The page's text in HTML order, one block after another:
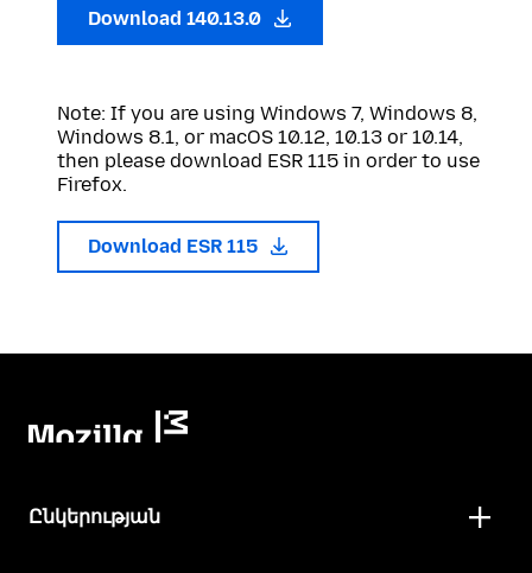
Download 140.13.0
Note: If you are using Windows 7, Windows 8,
Windows 8.1, or macOS 10.12, 10.13 or 10.14,
then please download ESR 115 in order to use
Firefox.
Download ESR 115
Ընկերության